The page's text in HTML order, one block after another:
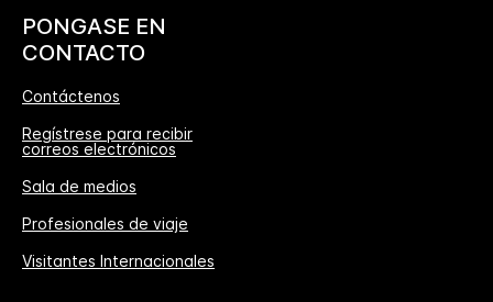
PONGASE EN
CONTACTO
Contáctenos
Regístrese para recibir
correos electrónicos
Sala de medios
Profesionales de viaje
Visitantes Internacionales